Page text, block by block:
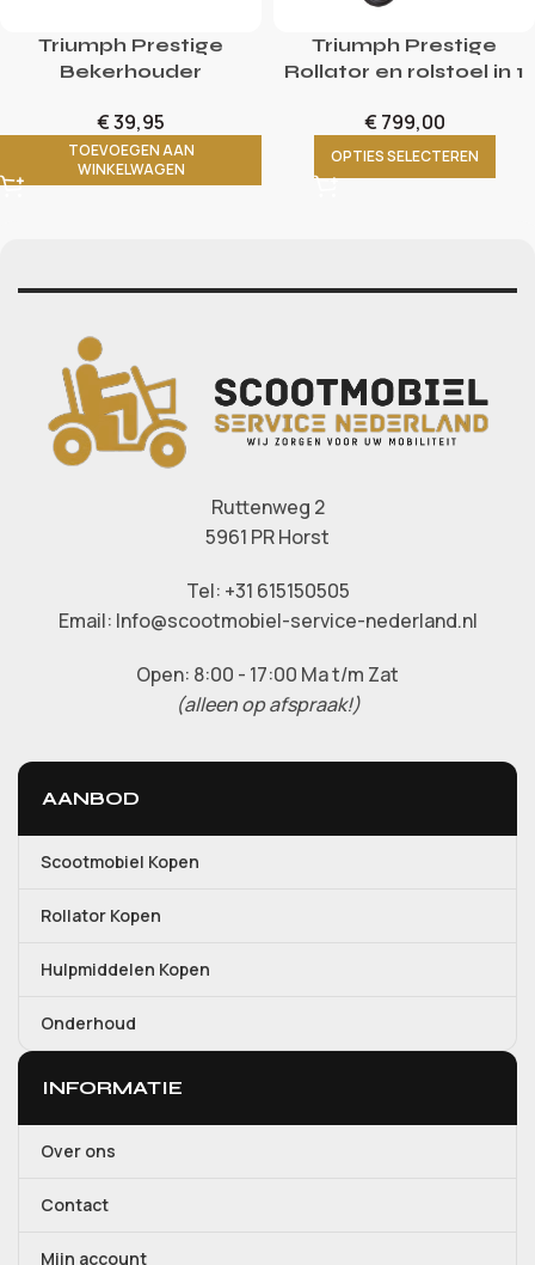
Triumph Prestige
Bekerhouder
€39,95
TOEVOEGEN AAN
WINKELWAGEN
Triumph Prestige
Rollator en rolstoel in 1
€ 799,00
OPTIES SELECTEREN
Ruttenweg 2
5961 PR Horst
Tel: +31 615150505
Email: Info@scootmobiel-service-nederland.nl
Open: 8:00 - 17:00 Ma t/m Zat
(alleen op afspraak!)
AANBOD
Scootmobiel Kopen
Rollator Kopen
Hulpmiddelen Kopen
Onderhoud
INFORMATIE
Over ons
Contact
Mijn account